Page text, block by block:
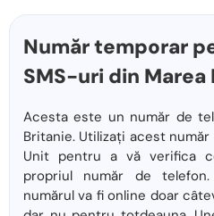
Număr temporar
SMS-uri din Marea
Acesta este un număr de
Britanie. Utilizați acest
Unit pentru a vă verifica
propriul număr de
numărul va fi online doar